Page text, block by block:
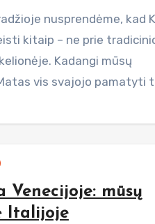
kitaip – ne prie
Kadangi mūsų
vis svajojo pamatyti
Venecijoje: mūsų
Italijoje